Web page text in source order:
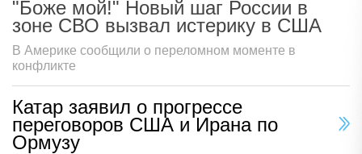
"Боже мой!" Новый шаг России в
зоне СВО вызвал истерику в США
В Америке сообщили о переломном моменте в
конфликте
Катар заявил о прогрессе
переговоров США и Ирана по
Ормузу